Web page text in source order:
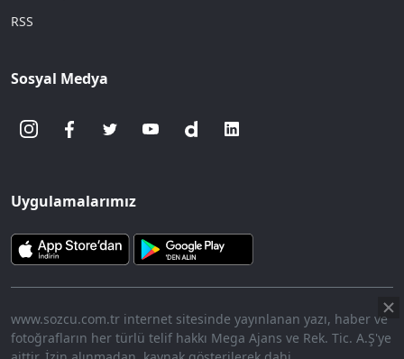
RSS
Sosyal Medya
Uygulamalarımız
www.sozcu.com.tr internet sitesinde yayınlanan yazı, haber ve
fotoğrafların her türlü telif hakkı Mega Ajans ve Rek. Tic. A.Ş'ye